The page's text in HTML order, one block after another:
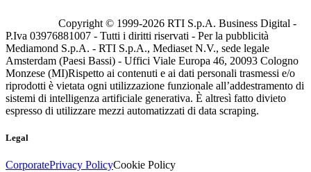
Copyright © 1999-2026 RTI S.p.A. Business Digital -
P.Iva 03976881007 - Tutti i diritti riservati - Per la pubblicità
Mediamond S.p.A. - RTI S.p.A., Mediaset N.V., sede legale
Amsterdam (Paesi Bassi) - Uffici Viale Europa 46, 20093 Cologno
Monzese (MI)Rispetto ai contenuti e ai dati personali trasmessi e/o
riprodotti è vietata ogni utilizzazione funzionale all’addestramento di
sistemi di intelligenza artificiale generativa. È altresì fatto divieto
espresso di utilizzare mezzi automatizzati di data scraping.
Legal
CorporatePrivacy PolicyCookie Policy